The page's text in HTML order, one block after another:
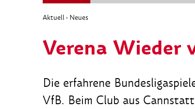
Aktuell › Neues
Verena Wieder
Die erfahrene
VfB. Beim Club aus